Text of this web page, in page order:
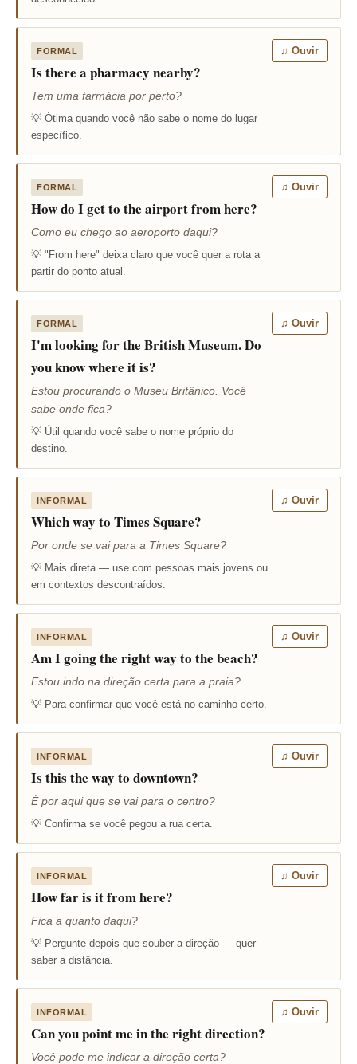
FORMAL
Is there a pharmacy nearby?
Tem uma farmácia por perto?
💡 Ótima quando você não sabe o nome do lugar
específico.
♫ Ouvir
FORMAL
How do I get to the airport from here?
Como eu chego ao aeroporto daqui?
💡 "From here" deixa claro que você quer a rota a
partir do ponto atual.
♫ Ouvir
FORMAL
I'm looking for the British Museum. Do
you know where it is?
Estou procurando o Museu Britânico. Você
sabe onde fica?
💡 Útil quando você sabe o nome próprio do
destino.
♫ Ouvir
INFORMAL
Which way to Times Square?
Por onde se vai para a Times Square?
💡 Mais direta — use com pessoas mais jovens ou
em contextos descontraídos.
♫ Ouvir
INFORMAL
Am I going the right way to the beach?
Estou indo na direção certa para a praia?
💡 Para confirmar que você está no caminho certo.
♫ Ouvir
INFORMAL
Is this the way to downtown?
É por aqui que se vai para o centro?
💡 Confirma se você pegou a rua certa.
♫ Ouvir
INFORMAL
How far is it from here?
Fica a quanto daqui?
💡 Pergunte depois que souber a direção — quer
saber a distância.
♫ Ouvir
INFORMAL
Can you point me in the right direction?
Você pode me indicar a direção certa?
♫ Ouvir